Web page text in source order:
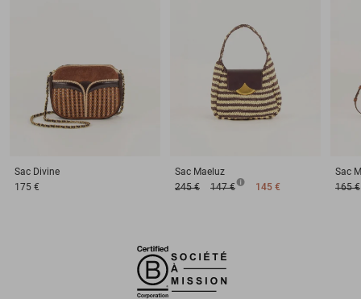
Sac Divine
175 €
Sac Maeluz
245 €
147 € 145 €
Sac
165 €